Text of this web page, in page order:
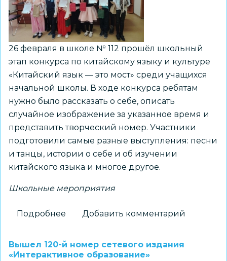
с
ФГОС
ДО
26 февраля в школе № 112 прошёл школьный
этап конкурса по китайскому языку и культуре
«Китайский язык — это мост» среди учащихся
начальной школы. В ходе конкурса ребятам
нужно было рассказать о себе, описать
случайное изображение за указанное время и
представить творческий номер. Участники
подготовили самые разные выступления: песни
и танцы, истории о себе и об изучении
китайского языка и многое другое.
Школьные мероприятия
Подробнее
№
Добавить комментарий
Вышел 120-й номер сетевого издания
«Интерактивное образование»